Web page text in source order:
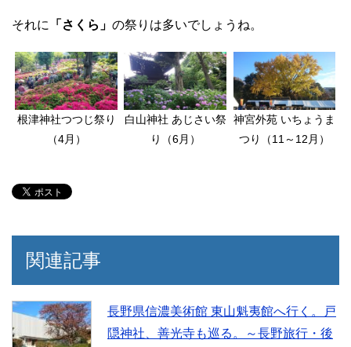
それに 「さくら」 の祭りは多いでしょうね。
根津神社つつじ祭り
（4月）
白山神社 あじさい祭
り（6月）
神宮外苑 いちょうま
つり（11～12月）
関連記事
長野県信濃美術館 東山魁夷館へ行く。戸
隠神社、善光寺も巡る。～長野旅行・後